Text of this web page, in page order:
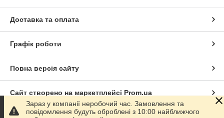
Доставка та оплата
Графік роботи
Повна версія сайту
Сайт створено на маркетплейсі Prom.ua
Зараз у компанії неробочий час. Замовлення та
повідомлення будуть оброблені з 10:00 найближчого